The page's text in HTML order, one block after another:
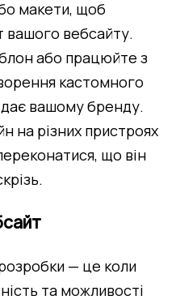
макети, щоб
вашого вебсайту.
або працюйте з
кастомного
вашому бренду.
на різних пристроях
що він
— це коли
та можливості